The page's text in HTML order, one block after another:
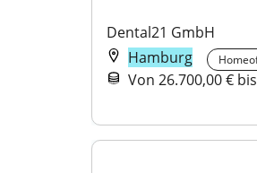
Dental21 GmbH
Hamburg
Von 26.700,00 €